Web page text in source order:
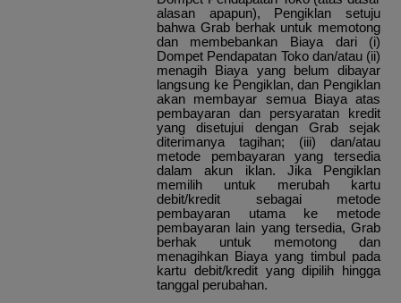
alasan apapun), Pengiklan setuju
bahwa Grab berhak untuk memotong
dan membebankan Biaya dari (i)
Dompet Pendapatan Toko dan/atau (ii)
menagih Biaya yang belum dibayar
langsung ke Pengiklan, dan Pengiklan
akan membayar semua Biaya atas
pembayaran dan persyaratan kredit
yang disetujui dengan Grab sejak
diterimanya tagihan; (iii) dan/atau
metode pembayaran yang tersedia
dalam akun iklan. Jika Pengiklan
memilih untuk merubah kartu
debit/kredit sebagai metode
pembayaran utama ke metode
pembayaran lain yang tersedia, Grab
berhak untuk memotong dan
menagihkan Biaya yang timbul pada
kartu debit/kredit yang dipilih hingga
tanggal perubahan.